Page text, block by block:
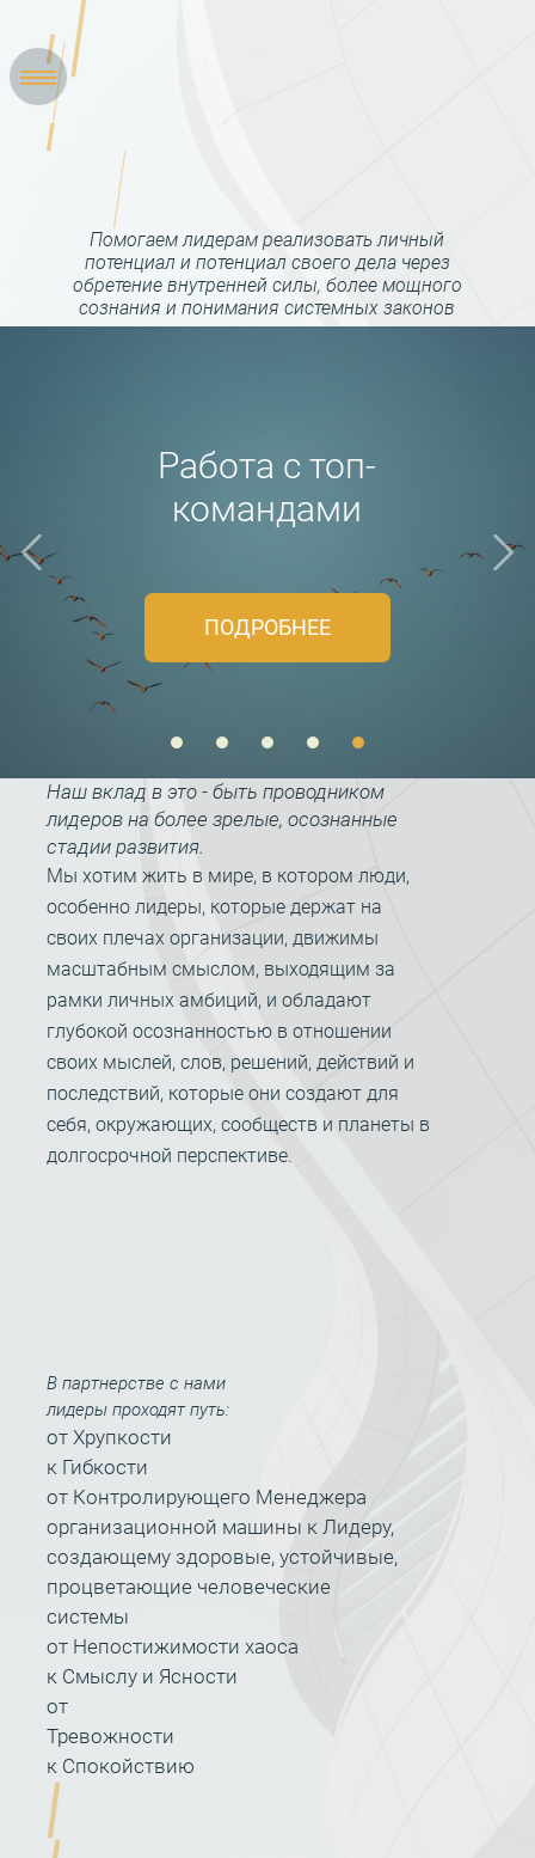
Помогаем лидерам реализовать личный
потенциал и потенциал своего дела через
обретение внутренней силы, более мощного
сознания и понимания системных законов
Работа с топ-
командами
ПОДРОБНЕЕ
Наш вклад в это - быть проводником
лидеров на более зрелые, осознанные
стадии развития.
Мы хотим жить в мире, в котором люди,
особенно лидеры, которые держат на
своих плечах организации, движимы
масштабным смыслом, выходящим за
рамки личных амбиций, и обладают
глубокой осознанностью в отношении
своих мыслей, слов, решений, действий и
последствий, которые они создают для
себя, окружающих, сообществ и планеты в
долгосрочной перспективе.
В партнерстве с нами
лидеры проходят путь:
от Хрупкости
к Гибкости
от Контролирующего Менеджера
организационной машины к Лидеру,
создающему здоровые, устойчивые,
процветающие человеческие
системы
от Непостижимости хаоса
к Смыслу и Ясности
от
Тревожности
к Спокойствию